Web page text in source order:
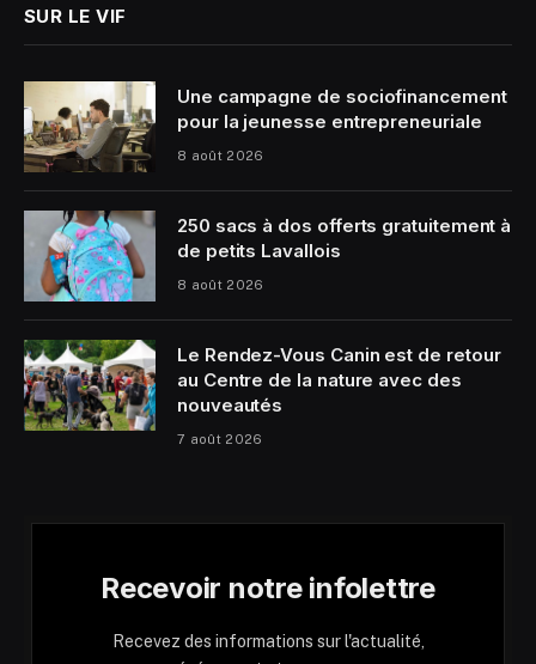
SUR LE VIF
Une campagne de sociofinancement
pour la jeunesse entrepreneuriale
8 août 2026
250 sacs à dos offerts gratuitement à
de petits Lavallois
8 août 2026
Le Rendez-Vous Canin est de retour
au Centre de la nature avec des
nouveautés
7 août 2026
Recevoir notre infolettre
Recevez des informations sur l'actualité,